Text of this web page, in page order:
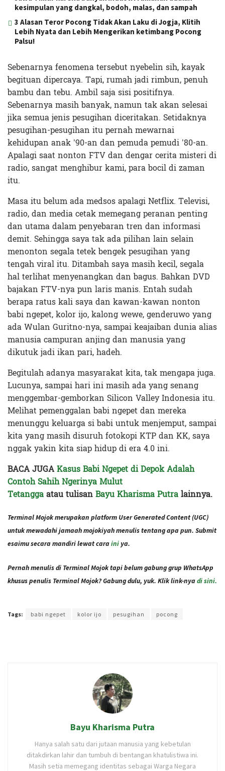
kesimpulan yang dangkal, bodoh, malas, dan sampah
3 Alasan Teror Pocong Tidak Akan Laku di Jogja, Klitih
Lebih Nyata dan Lebih Mengerikan ketimbang Pocong
Palsu!
Sebenarnya fenomena tersebut nyebelin sih, kayak
begituan dipercaya. Tapi, rumah jadi rimbun, penuh
bambu dan tebu. Ambil saja sisi positifnya.
Sebenarnya masih banyak, namun tak akan selesai
jika semua jenis pesugihan diceritakan. Setidaknya
pesugihan-pesugihan itu pernah mewarnai
kehidupan anak ’90-an dan pemuda pemudi ’80-an.
Apalagi saat nonton FTV dan dengar cerita misteri di
radio, sangat menghibur kami, para bocil di zaman
itu.
Masa itu belum ada medsos apalagi Netflix. Televisi,
radio, dan media cetak memegang peranan penting
dan utama dalam penyebaran tren dan informasi
demit. Sehingga saya tak ada pilihan lain selain
menonton segala tetek bengek pesugihan yang
tengah viral itu. Ditambah saya masih kecil, segala
hal terlihat menyenangkan dan bagus. Bahkan DVD
bajakan FTV-nya pun laris manis. Entah sudah
berapa ratus kali saya dan kawan-kawan nonton
babi ngepet, kolor ijo, kalong wewe, genderuwo yang
ada Wulan Guritno-nya, sampai keajaiban dunia alias
manusia campuran anjing dan manusia yang
dikutuk jadi ikan pari, hadeh.
Begitulah adanya masyarakat kita, tak mengapa juga.
Lucunya, sampai hari ini masih ada yang senang
menggembar-gemborkan Silicon Valley Indonesia itu.
Melihat pemenggalan babi ngepet dan mereka
menunggu keluarga si babi untuk menjemput, sampai
kita yang masih disuruh fotokopi KTP dan KK, saya
nggak yakin kita siap hidup di era 4.0 ini.
BACA JUGAKasus Babi Ngepet di Depok Adalah
Contoh Sahih Ngerinya Mulut
TetanggaatautulisanBayu Kharisma Putralainnya.
Terminal Mojok merupakan platform User Generated Content (UGC)
untuk mewadahi jamaah mojokiyah menulis tentang apa pun. Submit
esaimu secara mandiri lewat caraini ya.
Pernah menulis di Terminal Mojok tapi belum gabung grup WhatsApp
khusus penulis Terminal Mojok? Gabung dulu, yuk. Klik link-nyadi sini.
Tags: babi ngepet kolor ijo pesugihan pocong
Bayu Kharisma Putra
Hanya salah satu dari jutaan manusia yang kebetulan
ditakdirkan lahir dan tumbuh di bentangan khatulistiwa ini.
Masih setia memegang identitas sebagai Warga Negara